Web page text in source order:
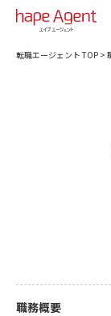
転職エージェント TOP >
職務概要